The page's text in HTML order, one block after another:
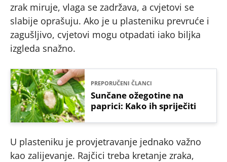
zrak miruje, vlaga se zadržava, a cvjetovi se
slabije oprašuju. Ako je u plasteniku prevruće i
zagušljivo, cvjetovi mogu otpadati iako biljka
izgleda snažno.
PREPORUČENI ČLANCI
Sunčane ožegotine na
paprici: Kako ih spriječiti
U plasteniku je provjetravanje jednako važno
kao zalijevanje. Rajčici treba kretanje zraka,